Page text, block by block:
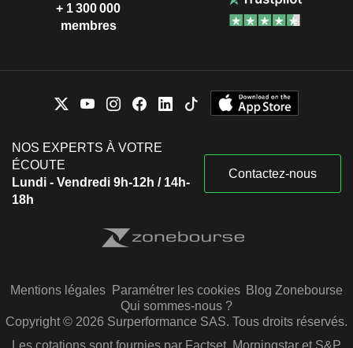
+ 1 300 000
membres
NOS EXPERTS À VOTRE
ÉCOUTE
Lundi - Vendredi 9h-12h / 14h-
18h
Contactez-nous
Mentions légales Paramétrer les cookies Blog Zonebourse
Qui sommes-nous ?
Copyright © 2026 Surperformance SAS. Tous droits réservés.
Les cotations sont fournies par Factset, Morningstar et S&P